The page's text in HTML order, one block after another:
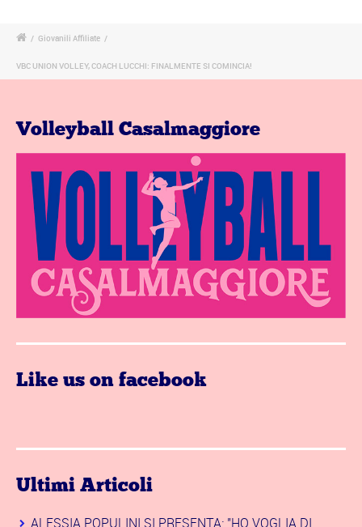
/ Giovanili Affiliate /
VBC UNION VOLLEY, COACH LUCCHI: FINALMENTE SI COMINCIA!
Volleyball Casalmaggiore
Like us on facebook
Ultimi Articoli
ALESSIA POPULINI SI PRESENTA: "HO VOGLIA DI